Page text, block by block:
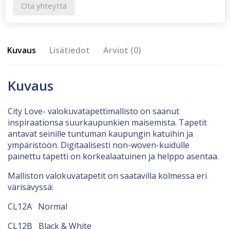
Ota yhteyttä
Kuvaus Lisätiedot Arviot (0)
Kuvaus
City Love- valokuvatapettimallisto on saanut
inspiraationsa suurkaupunkien maisemista. Tapetit
antavat seinille tuntuman kaupungin katuihin ja
ympäristöön. Digitaalisesti non-woven-kuidulle
painettu tapetti on korkealaatuinen ja helppo asentaa.
Malliston valokuvatapetit on saatavilla kolmessa eri
värisävyssä:
CL12A Normal
CL12B Black & White